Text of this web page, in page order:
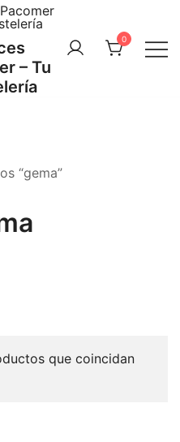
– Tu
0
“gema”
que coincidan